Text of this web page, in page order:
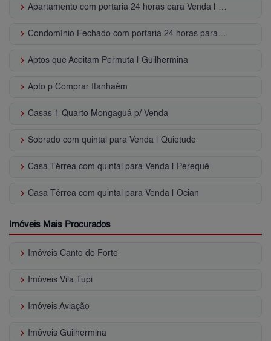
keyboard_arrow_right Apartamento com portaria 24 horas para Venda | Guilhermina
keyboard_arrow_right Condomínio Fechado com portaria 24 horas para Venda | Riviera de São Lourenço
keyboard_arrow_right Aptos que Aceitam Permuta | Guilhermina
keyboard_arrow_right Apto p Comprar Itanhaém
keyboard_arrow_right Casas 1 Quarto Mongaguá p/ Venda
keyboard_arrow_right Sobrado com quintal para Venda | Quietude
keyboard_arrow_right Casa Térrea com quintal para Venda | Perequê
keyboard_arrow_right Casa Térrea com quintal para Venda | Ocian
Imóveis Mais Procurados
keyboard_arrow_right Imóveis Canto do Forte
keyboard_arrow_right Imóveis Vila Tupi
keyboard_arrow_right Imóveis Aviação
keyboard_arrow_right Imóveis Guilhermina